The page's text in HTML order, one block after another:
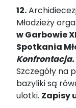
12.
Młodzieży
w Garbowie
Spotkania
Konfrontacja.
Szczegóły na
bazyliki są
ulotki. Zapisy